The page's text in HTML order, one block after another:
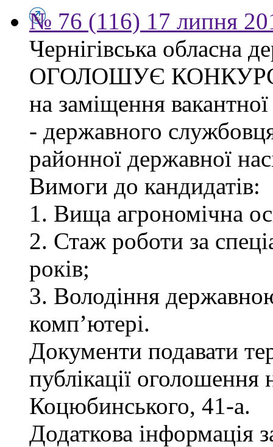
№ 76 (116) 17 липня
Чернігівська обласна
ОГОЛОШУЄ
на заміщення
- державного
районної державної
Вимоги до кандидатів:
1. Вища агрономічна
2. Стаж роботи за
років;
3. Володіння
комп’ютері.
Документи подавати
публікації оголошення
Коцюбинського, 41-а.
Додаткова інформація